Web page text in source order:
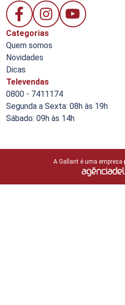
Categorias
Quem somos
Novidades
Dicas
Televendas
0800 - 7411174
Segunda a Sexta: 08h às 19h
Sábado: 09h às 14h
A Gallant é uma empresa